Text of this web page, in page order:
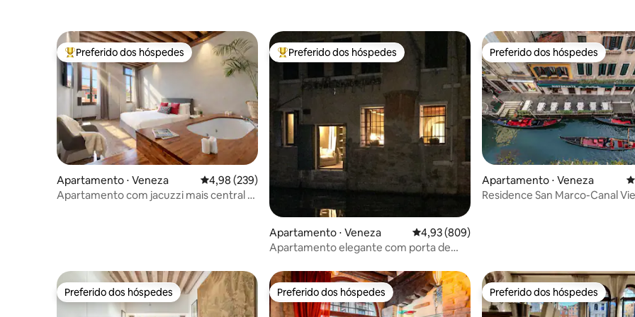
Entre os melhores preferidos dos hóspedes
Preferido dos hóspedes
Apartamento ⋅ Veneza 4,98 de uma avaliação média de 5, 239 avaliações
4,98 (239)
Apartamento com jacuzzi mais central a
Entre os melhores preferidos dos hóspedes
Preferido dos hóspedes
Apartamento ⋅ Veneza 4,93 de uma avaliação média de 5, 809
4,93 (809)
Apartamento elegante com porta de
Preferido dos hóspedes
Preferido dos hóspedes
Apartamento ⋅ Veneza
Residence San Marco-Canal
Preferido dos hóspedes
Preferido dos hóspedes Preferido dos hóspedes
Preferido dos hóspedes Preferido dos hóspedes
Preferido dos hóspedes